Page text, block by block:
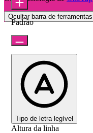
Ocultar barra de ferramentas
Padrão
Tipo de letra legível
Altura da linha